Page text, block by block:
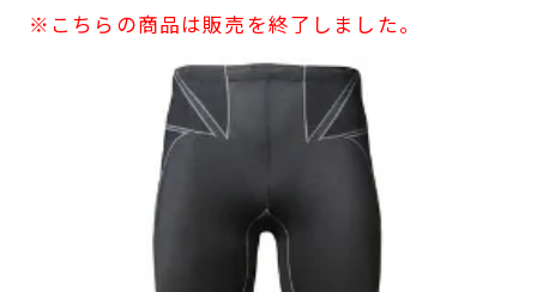
※こちらの商品は販売を終了しました。